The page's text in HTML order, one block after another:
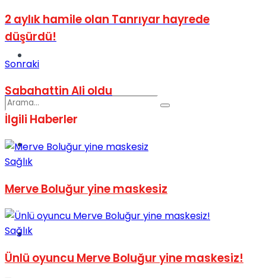
Türkiye
Müzik
No Result
2 aylık hamile olan Tanrıyar hayrede
düşürdü!
Sonraki
Sabahattin Ali oldu
İlgili Haberler
Sağlık
Merve Boluğur yine maskesiz
Sağlık
Ünlü oyuncu Merve Boluğur yine maskesiz!